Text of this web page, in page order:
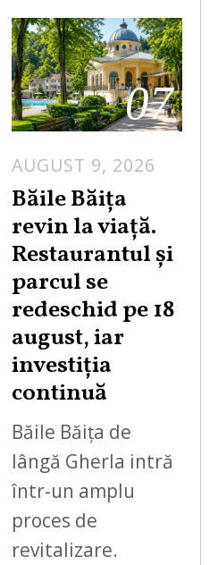
07
AUGUST 9, 2026
S
9
Băile Băița
revin la viață.
Restaurantul și
parcul se
redeschid pe 18
august, iar
investiția
continuă
Băile Băița de
lângă Gherla intră
într-un amplu
proces de
revitalizare.